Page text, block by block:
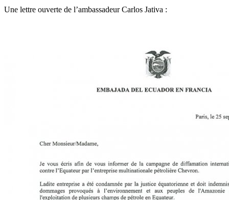
Une lettre ouverte de l’ambassadeur Carlos Jativa :